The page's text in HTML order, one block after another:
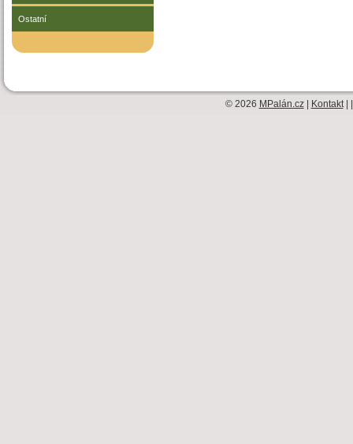
Ostatní
© 2026 MPalán.cz| Kontakt|